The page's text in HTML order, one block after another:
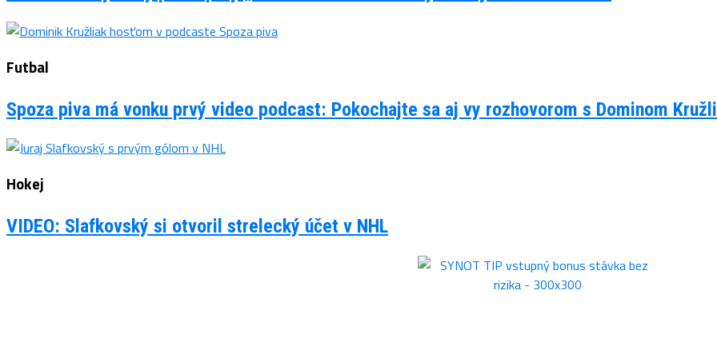
Futbal
Spoza piva má vonku prvý video podcast: Pokochajte sa aj vy rozhovorom s Dominom
Hokej
VIDEO: Slafkovský si otvoril strelecký účet v NHL